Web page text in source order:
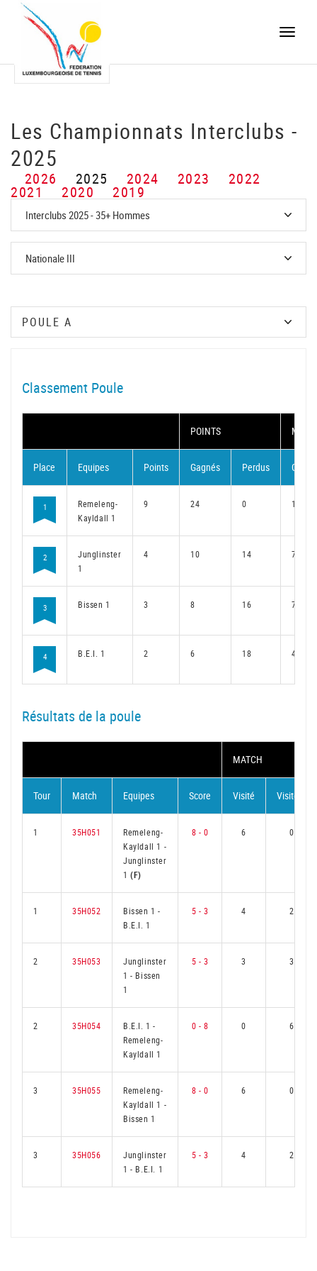
Toggle
Les Championnats Interclubs -
2025
2026 2025 2024 2023 2022
2021 2020 2019
Classement Poule
POINTS
Place Equipes Points Gagnés Perdus
1
Remeleng-
Kayldall 1
9 24 0 18
2
Junglinster
1
4 10 14 7
3 Bissen 1 3 8 16 7
4 B.E.I. 1 2 6 18 4
Résultats de la poule
MATCH
Tour Match Equipes Score Visité Visiteur
1 35H051
Remeleng-
Kayldall 1 -
Junglinster
1(F)
8 - 0 6 0
1 35H052 Bissen 1-
B.E.I. 1
5 - 3 4 2
2 35H053
Junglinster
1- Bissen
1
5 - 3 3 3
2 35H054 B.E.I. 1-
Remeleng-
Kayldall 1
0 - 8 0 6
3 35H055
Remeleng-
Kayldall 1 -
Bissen 1
8 - 0 6 0
3 35H056
Junglinster
1- B.E.I. 1
5 - 3 4 2